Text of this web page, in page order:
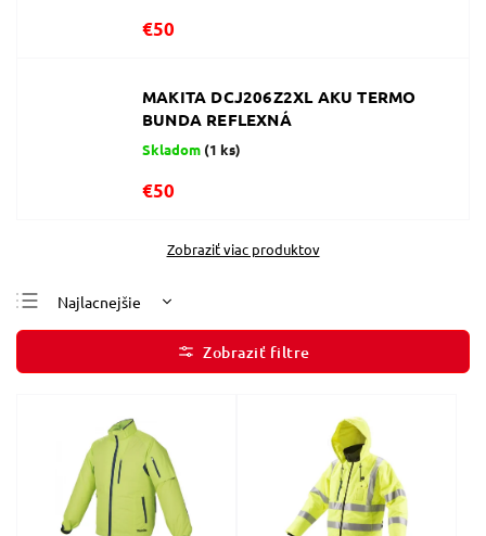
€50
MAKITA DCJ206Z2XL AKU TERMO
BUNDA REFLEXNÁ
Skladom (1 ks)
€50
Zobraziť viac produktov
Najlacnejšie
Najdrahšie
Najpredávanejšie